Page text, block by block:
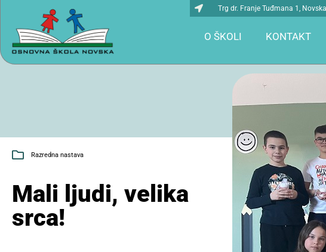
Trg dr. Franje Tuđmana 1, Novska
O ŠKOLI KONTAKT
Razredna nastava
Mali ljudi, velika
srca!